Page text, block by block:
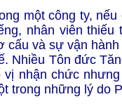
một công ty,
nhân viên
cấu và sự vận
Nhiều Tôn đức
vị nhận chức
trong những lý do